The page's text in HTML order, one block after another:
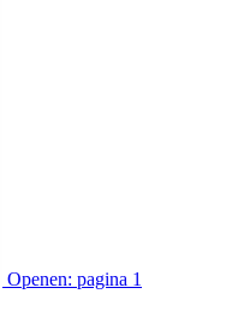
Openen: pagina 1